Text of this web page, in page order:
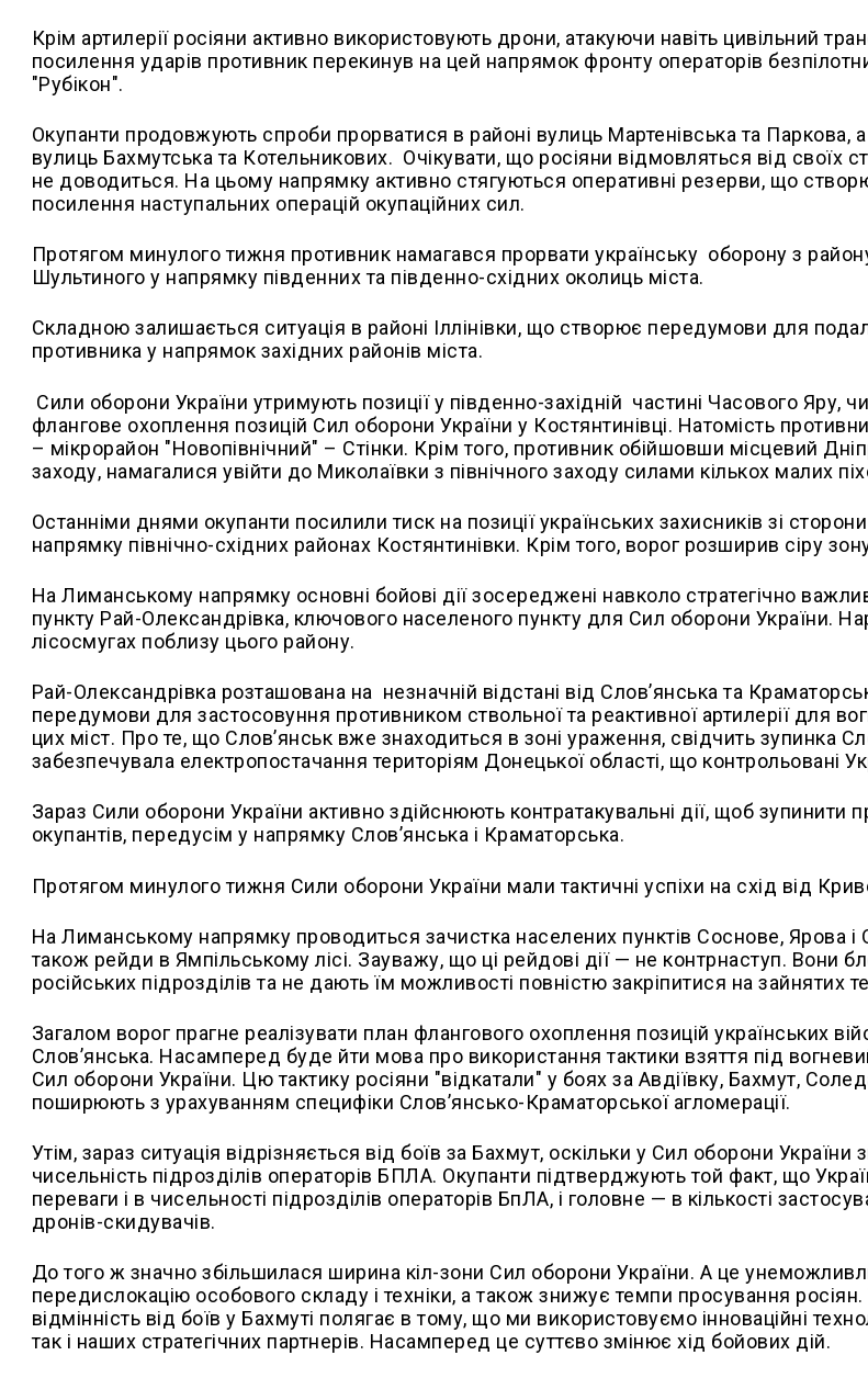
Крім артилерії росіяни активно використовують дрони, атакуючи навіть цивільний
посилення ударів противник перекинув на цей напрямок фронту операторів
"Рубікон".
Окупанти продовжують спроби прорватися в районі вулиць Мартенівська та Паркова, а
вулиць Бахмутська та Котельникових. Очікувати, що росіяни відмовляться від своїх
не доводиться. На цьому напрямку активно стягуються оперативні резерви, що
посилення наступальних операцій окупаційних сил.
Протягом минулого тижня противник намагався прорвати українську оборону з
Шультиного у напрямку південних та південно-східних околиць міста.
Складною залишається ситуація в районі Іллінівки, що створює передумови для
противника у напрямок західних районів міста.
Сили оборони України утримують позиції у південно-західній частині Часового Яру,
флангове охоплення позицій Сил оборони України у Костянтинівці. Натомість
– мікрорайон "Новопівнічний" – Стінки. Крім того, противник обійшовши місцевий
заходу, намагалися увійти до Миколаївки з північного заходу силами кількох малих
Останніми днями окупанти посилили тиск на позиції українських захисників зі
напрямку північно-східних районах Костянтинівки. Крім того, ворог розширив сіру
На Лиманському напрямку основні бойові дії зосереджені навколо стратегічно
пункту Рай-Олександрівка, ключового населеного пункту для Сил оборони України.
лісосмугах поблизу цього району.
Рай-Олександрівка розташована на незначній відстані від Слов’янська та
передумови для застосовуння противником ствольної та реактивної артилерії для
цих міст. Про те, що Слов’янськ вже знаходиться в зоні ураження, свідчить зупинка
забезпечувала електропостачання територіям Донецької області, що контрольовані
Зараз Сили оборони України активно здійснюють контратакувальні дії, щоб зупинити
окупантів, передусім у напрямку Слов’янська і Краматорська.
Протягом минулого тижня Сили оборони України мали тактичні успіхи на схід від
На Лиманському напрямку проводиться зачистка населених пунктів Соснове, Ярова і
також рейди в Ямпільському лісі. Зауважу, що ці рейдові дії — не контрнаступ. Вони
російських підрозділів та не дають їм можливості повністю закріпитися на зайнятих
Загалом ворог прагне реалізувати план флангового охоплення позицій українських
Слов’янська. Насамперед буде йти мова про використання тактики взяття під
Сил оборони України. Цю тактику росіяни "відкатали" у боях за Авдіївку, Бахмут,
поширюють з урахуванням специфіки Слов’янсько-Краматорської агломерації.
Утім, зараз ситуація відрізняється від боїв за Бахмут, оскільки у Сил оборони України
чисельність підрозділів операторів БПЛА. Окупанти підтверджують той факт, що
переваги і в чисельності підрозділів операторів БпЛА, і головне — в кількості
дронів-скидувачів.
До того ж значно збільшилася ширина кіл-зони Сил оборони України. А це
передислокацію особового складу і техніки, а також знижує темпи просування
відмінність від боїв у Бахмуті полягає в тому, що ми використовуємо інноваційні
так і наших стратегічних партнерів. Насамперед це суттєво змінює хід бойових дій.